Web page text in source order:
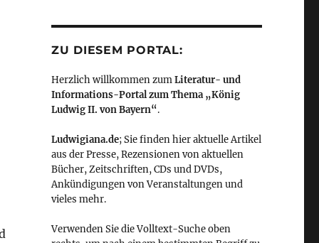
ZU DIESEM PORTAL:
Herzlich willkommen zumLiteratur- und
Informations-Portal zum Thema „König
Ludwig II. von Bayern“.
Ludwigiana.de; Sie finden hier aktuelle Artikel
aus der Presse, Rezensionen von aktuellen
Bücher, Zeitschriften, CDs und DVDs,
Ankündigungen von Veranstaltungen und
vieles mehr.
Verwenden Sie die Volltext-Suche oben